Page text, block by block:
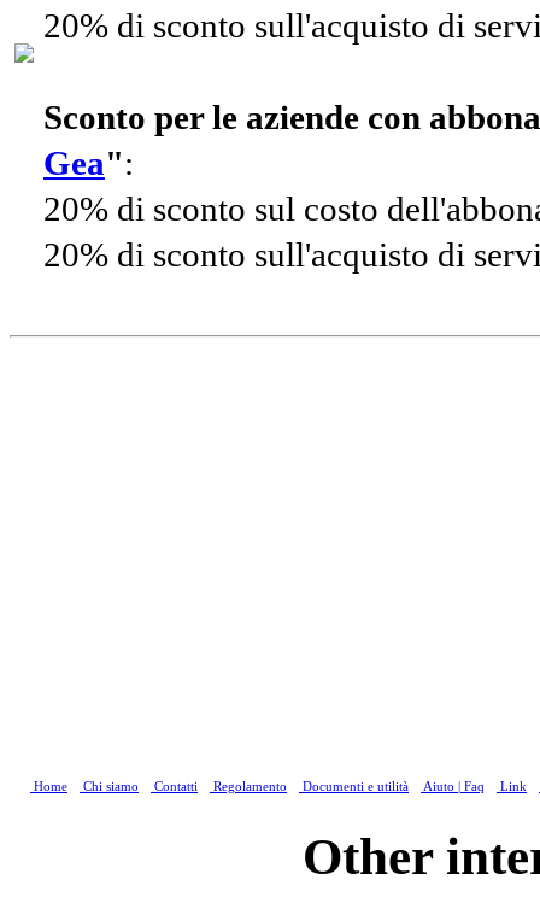
20% di sconto sull'acquisto di
Sconto per le aziende con
Gea":
20% di sconto sul costo
20% di sconto sull'acquisto di
Home Chi siamo Contatti Regolamento Documenti e utilità Aiuto | Faq Link
Other